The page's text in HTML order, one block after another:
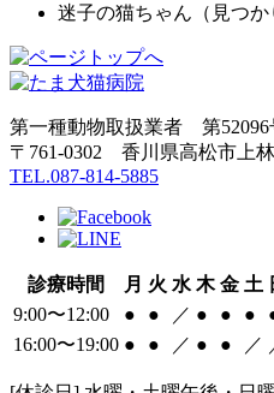
迷子の猫ちゃん（見つか
第一種動物取扱業者 第52096
〒761-0302 香川県高松市上林
TEL.087-814-5885
診療時間 月 火 水 木 金 土
9:00〜12:00
● ● ／ ● ● ●
16:00〜19:00 ● ● ／ ● ● ／